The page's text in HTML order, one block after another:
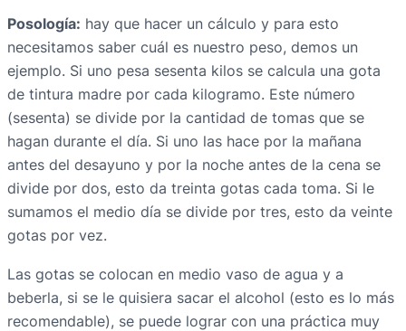
Posología: hay que hacer un cálculo y para esto
necesitamos saber cuál es nuestro peso, demos un
ejemplo. Si uno pesa sesenta kilos se calcula una gota
de tintura madre por cada kilogramo. Este número
(sesenta) se divide por la cantidad de tomas que se
hagan durante el día. Si uno las hace por la mañana
antes del desayuno y por la noche antes de la cena se
divide por dos, esto da treinta gotas cada toma. Si le
sumamos el medio día se divide por tres, esto da veinte
gotas por vez.
Las gotas se colocan en medio vaso de agua y a
beberla, si se le quisiera sacar el alcohol (esto es lo más
recomendable), se puede lograr con una práctica muy